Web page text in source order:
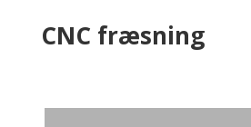
CNC fræsning